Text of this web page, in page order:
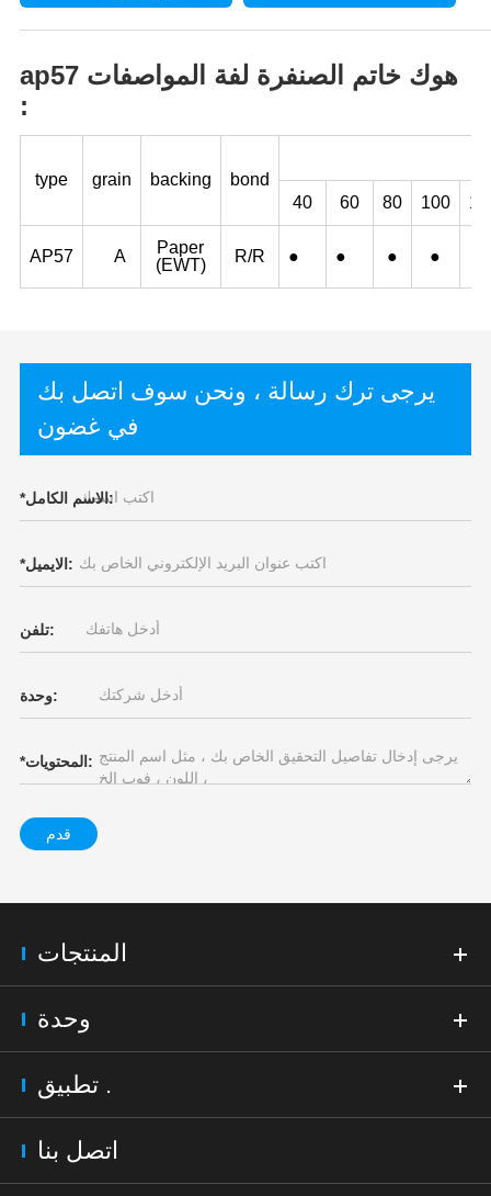
ap57 هوك خاتم الصنفرة لفة المواصفات
:
type grain backing
bond
40
60 80 100
AP57 A
Paper
(EWT)
R/R ● ● ● ●
يرجى ترك رسالة ، ونحن سوف اتصل بك
في غضون
* الاسم الكامل:
* الايميل:
تلفن:
وحدة:
* المحتويات:
قدم
المنتجات
وحدة
تطبيق .
اتصل بنا